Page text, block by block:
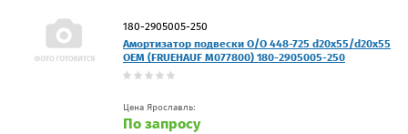
180-2905005-250
Амортизатор подвески O/O 448-725 d20x55/d20x55
OEM (FRUEHAUF M077800) 180-2905005-250
Цена Ярославль:
По запросу